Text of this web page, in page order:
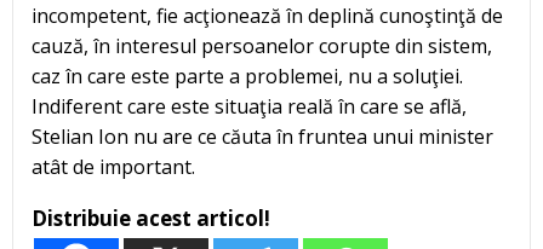
incompetent, fie acţionează în deplină cunoştinţă de
cauză, în interesul persoanelor corupte din sistem,
caz în care este parte a problemei, nu a soluţiei.
Indiferent care este situaţia reală în care se află,
Stelian Ion nu are ce căuta în fruntea unui minister
atât de important.
Distribuie acest articol!